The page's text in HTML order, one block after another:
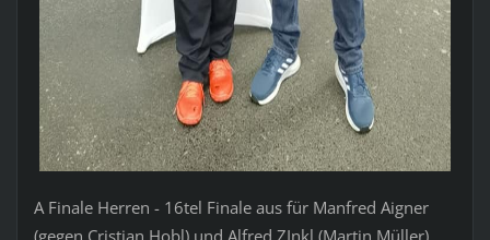
A Finale Herren - 16tel Finale aus für Manfred Aigner